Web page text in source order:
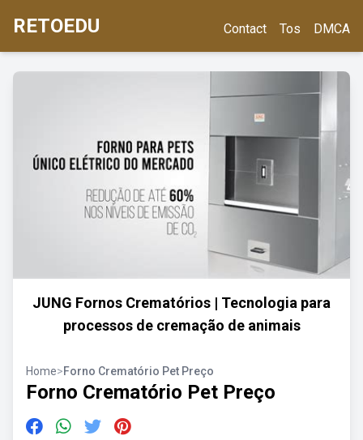
RETOEDU Contact Tos DMCA
JUNG Fornos Crematórios | Tecnologia para
processos de cremação de animais
Home>Forno Crematório Pet Preço
Forno Crematório Pet Preço